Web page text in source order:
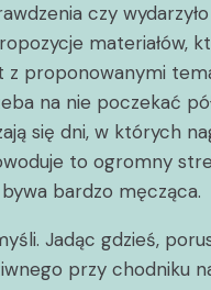
czy
materiałów,
proponowanymi
na nie poczekać
się dni, w których
to ogromny
bardzo męcząca.
Jadąc gdzieś,
przy chodniku